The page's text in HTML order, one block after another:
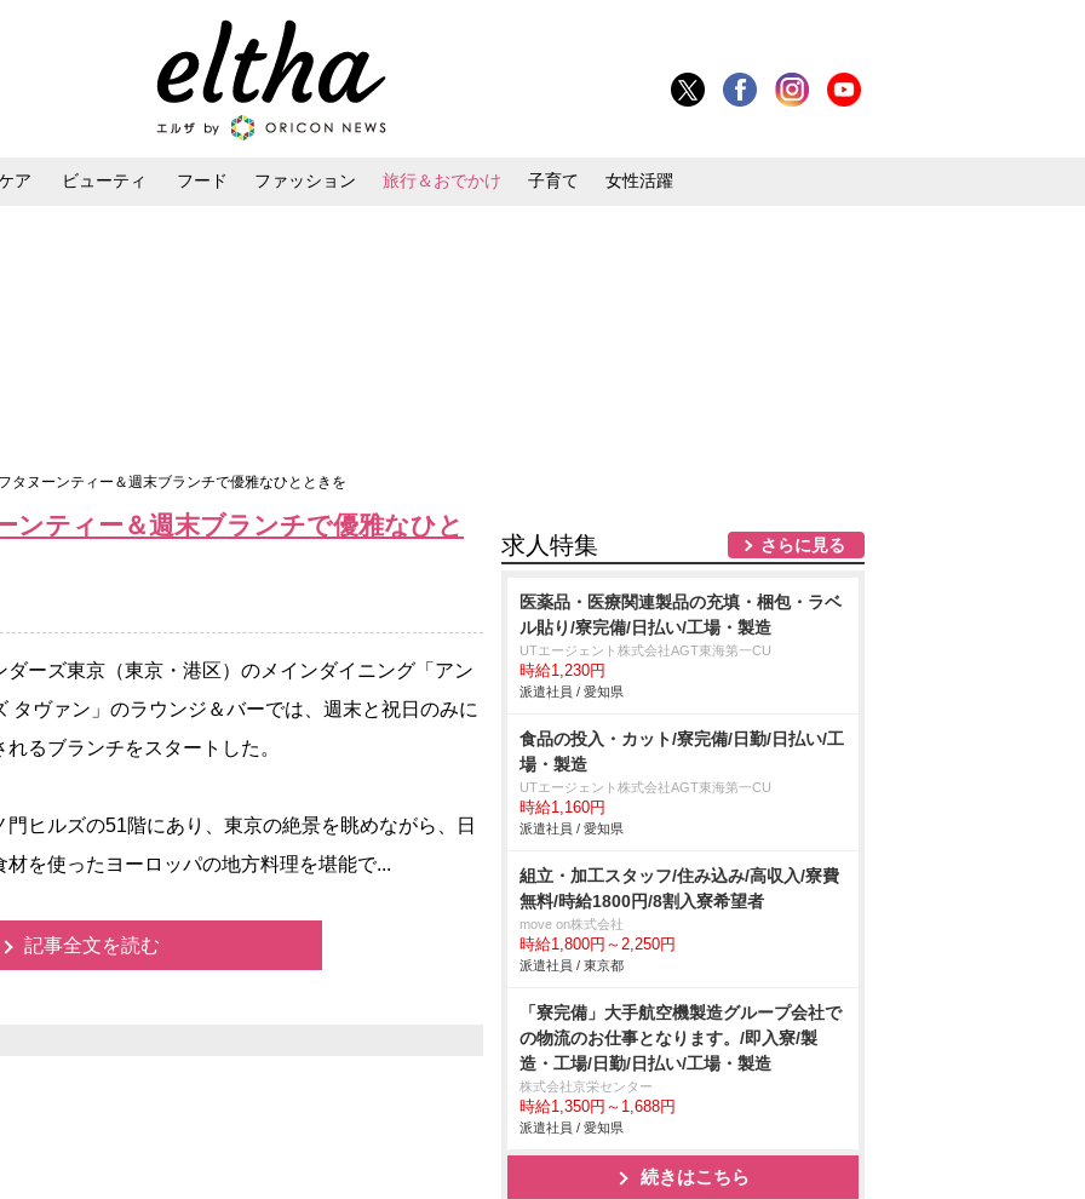
ア ビューティ フード ファッション 旅行＆おでかけ 子育て 女性活躍
タヌーンティー＆週末ブランチで優雅なひとときを
ンティー＆週末ブランチで優雅なひと
ーズ東京（東京・港区）のメインダイニング「アン
タヴァン」のラウンジ＆バーでは、週末と祝日のみに
れるブランチをスタートした。
ヒルズの51階にあり、東京の絶景を眺めながら、日
材を使ったヨーロッパの地方料理を堪能で...
記事全文を読む
求人特集 さらに見る
医薬品・医療関連製品の充填・梱包・ラベ
ル貼り/寮完備/日払い/工場・製造
UTエージェント株式会社AGT東海第一CU
時給1,230円
派遣社員 / 愛知県
食品の投入・カット/寮完備/日勤/日払い/工
場・製造
UTエージェント株式会社AGT東海第一CU
時給1,160円
派遣社員 / 愛知県
組立・加工スタッフ/住み込み/高収入/寮費
無料/時給1800円/8割入寮希望者
move on株式会社
時給1,800円～2,250円
派遣社員 / 東京都
「寮完備」大手航空機製造グループ会社で
の物流のお仕事となります。/即入寮/製
造・工場/日勤/日払い/工場・製造
株式会社京栄センター
時給1,350円～1,688円
派遣社員 / 愛知県
続きはこちら